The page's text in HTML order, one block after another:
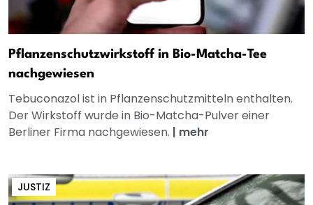
Pflanzenschutzwirkstoff in Bio-Matcha-Tee
nachgewiesen
Tebuconazol ist in Pflanzenschutzmitteln enthalten.
Der Wirkstoff wurde in Bio-Matcha-Pulver einer
Berliner Firma nachgewiesen. | mehr
JUSTIZ